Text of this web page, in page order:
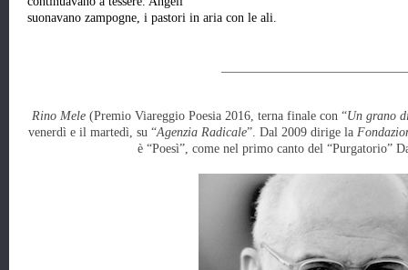
suonavano zampogne, i pastori in aria con le ali.
Rino Mele (Premio Viareggio Poesia 2016, terna finale con “Un grano
venerdì e il martedì, su “Agenzia Radicale”. Dal 2009 dirige la
è “Poesì”, come nel primo canto del “Purgatorio”